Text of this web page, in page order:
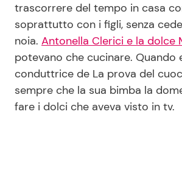
trascorrere del tempo in casa
soprattutto con i figli, senza
noia. Antonella Clerici e la dolce
potevano che cucinare. Quando
conduttrice de La prova del
sempre che la sua bimba la
fare i dolci che aveva visto in tv.